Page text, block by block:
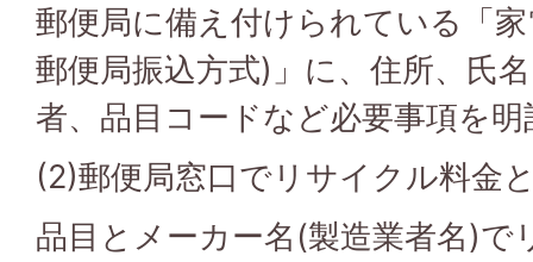
郵便局に備え付けられている「
郵便局振込方式)」に、住所、氏
者、品目コードなど必要事項を
(2)郵便局窓口でリサイクル料金
品目とメーカー名(製造業者名)で